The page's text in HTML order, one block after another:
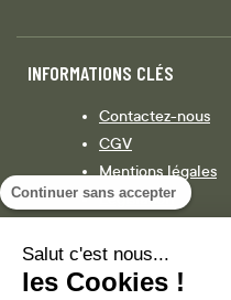
Continuer sans accepter
Salut c'est nous...
les Cookies !
INFORMATIONS CLÉS
Contactez-nous
CGV
Mentions légales
Législation